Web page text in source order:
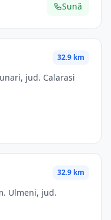
Sună
32.9 km
jud. Calarasi
32.9 km